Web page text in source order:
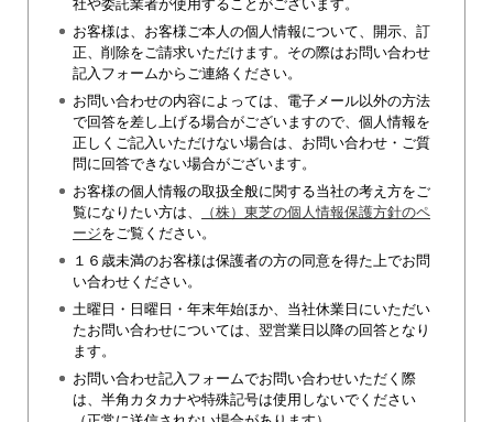
社や委託業者が使用することがございます。
お客様は、お客様ご本人の個人情報について、開示、訂
正、削除をご請求いただけます。その際はお問い合わせ
記入フォームからご連絡ください。
お問い合わせの内容によっては、電子メール以外の方法
で回答を差し上げる場合がございますので、個人情報を
正しくご記入いただけない場合は、お問い合わせ・ご質
問に回答できない場合がございます。
お客様の個人情報の取扱全般に関する当社の考え方をご
覧になりたい方は、
（株）東芝の個人情報保護方針のペ
ージをご覧ください。
１６歳未満のお客様は保護者の方の同意を得た上でお問
い合わせください。
土曜日・日曜日・年末年始ほか、当社休業日にいただい
たお問い合わせについては、翌営業日以降の回答となり
ます。
お問い合わせ記入フォームでお問い合わせいただく際
は、半角カタカナや特殊記号は使用しないでください